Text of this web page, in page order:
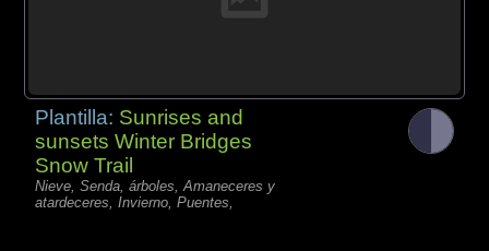
Plantilla: Sunrises and
sunsets Winter Bridges
Snow Trail
Nieve, Senda, árboles, Amaneceres y
atardeceres, Invierno, Puentes,